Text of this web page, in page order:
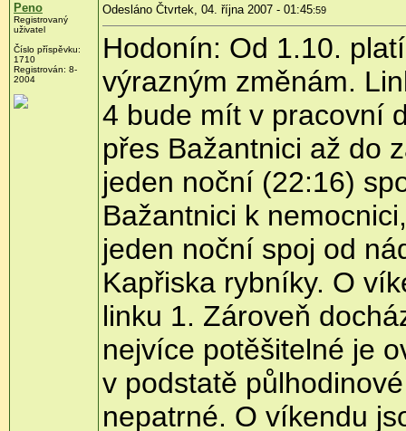
Peno
Registrovaný
uživatel
Číslo příspěvku:
1710
Registrován: 8-
2004
Odesláno Čtvrtek, 04. října 2007 - 01:45:59
Hodonín: Od 1.10.
výrazným změnám.
4 bude mít v pracovní
přes Bažantnici až do
jeden noční (22:16)
Bažantnici k
jeden noční spoj od
Kapřiska rybníky. O
linku 1. Zároveň
nejvíce potěšitelné je
v podstatě
nepatrné. O víkendu